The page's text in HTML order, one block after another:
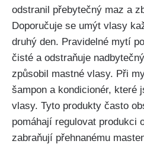
odstranil přebytečný maz a
Doporučuje se ‍umýt‍ vlasy
⁤druhý den. ⁢Pravidelné mytí
čisté a odstraňuje
⁣způsobil mastné ⁤vlasy. Při
šampon⁣ a kondicionér, které‌
vlasy. Tyto produkty ⁣často
pomáhají regulovat produkci
zabraňují přehnanému